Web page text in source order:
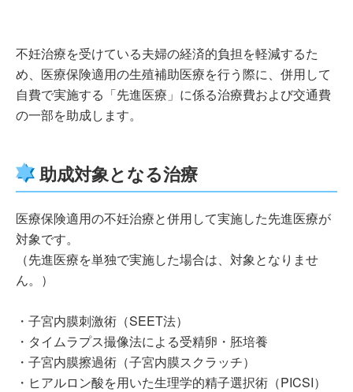
不妊治療を受けている夫婦の経済的負担を軽減するた
め、医療保険適用の生殖補助医療を行う際に、併用して
自費で実施する「先進医療」に係る治療費および交通費
の一部を助成します。
助成対象となる治療
医療保険適用の不妊治療と併用して実施した先進医療が
対象です。
（先進医療を単独で実施した場合は、対象となりませ
ん。）
・子宮内膜刺激術（SEET法）
・タイムラプス撮像法による受精卵・胚培養
・子宮内膜擦過術（子宮内膜スクラッチ）
・ヒアルロン酸を用いた生理学的精子選択術（PICSI）